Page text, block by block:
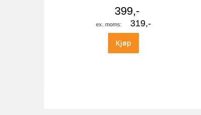
399,-
319,-
Kjøp